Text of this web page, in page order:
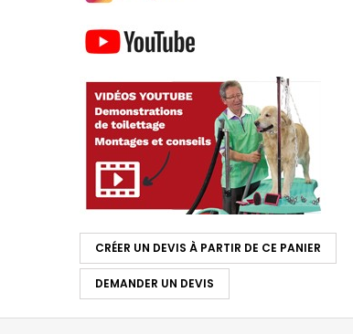
CRÉER UN DEVIS À PARTIR DE CE PANIER
DEMANDER UN DEVIS